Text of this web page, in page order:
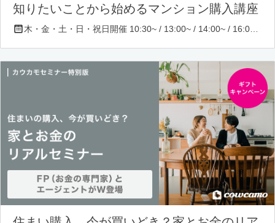
知りたいことから始めるマンション購入講座